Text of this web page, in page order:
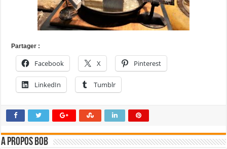
Partager :
Facebook X Pinterest
LinkedIn Tumblr
A propos bOb